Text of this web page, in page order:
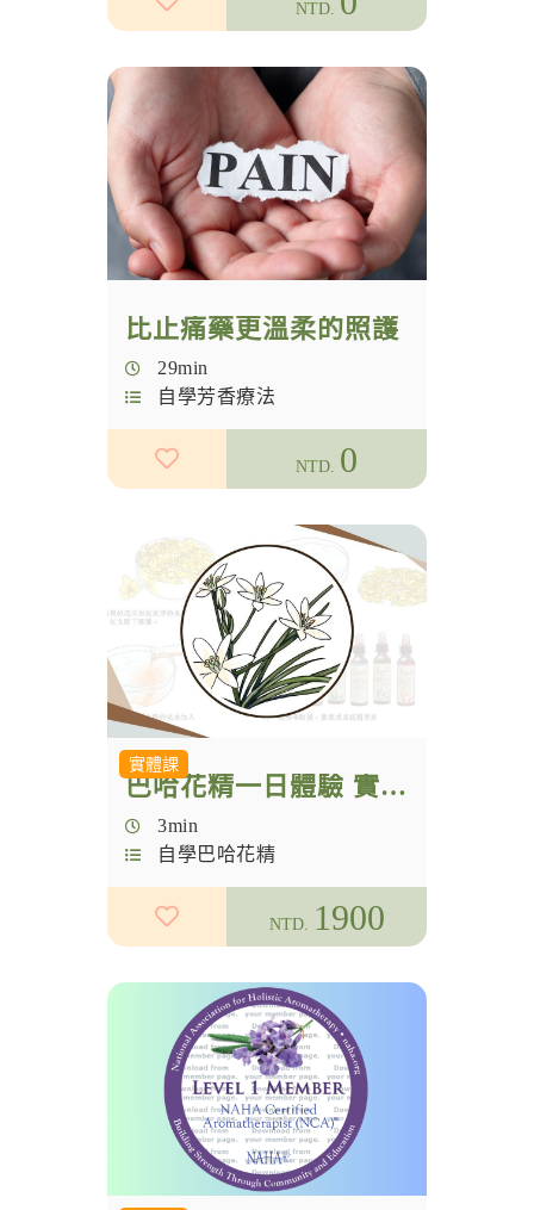
NTD.
比止痛藥更溫柔的照護
29min
自學芳香療法
NTD. 0
實體課
巴哈花精一日體驗 實體＋線上直播
3min
自學巴哈花精
NTD. 1900